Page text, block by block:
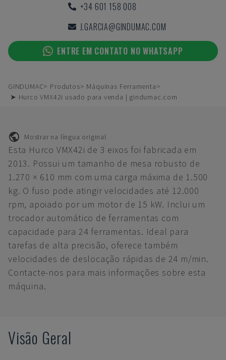
+34 601 158 008
J.GARCIA@GINDUMAC.COM
ENTRE EM CONTATO NO WHATSAPP
GINDUMAC Produtos
Máquinas Ferramenta
➤ Hurco VMX42i usado para venda | gindumac.com
Mostrar na língua original
Esta Hurco VMX42i de 3 eixos foi fabricada em
2013. Possui um tamanho de mesa robusto de
1.270 × 610 mm com uma carga máxima de 1.500
kg. O fuso pode atingir velocidades até 12.000
rpm, apoiado por um motor de 15 kW. Inclui um
trocador automático de ferramentas com
capacidade para 24 ferramentas. Ideal para
tarefas de alta precisão, oferece também
velocidades de deslocação rápidas de 24 m/min.
Contacte-nos para mais informações sobre esta
máquina.
Visão Geral